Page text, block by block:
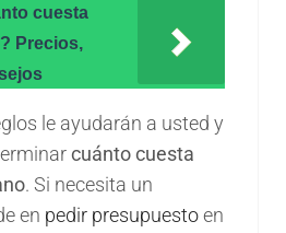
cuesta
Precios,
le ayudarán a usted y
cuánto cuesta
. Si necesita un
en pedir presupuestoen